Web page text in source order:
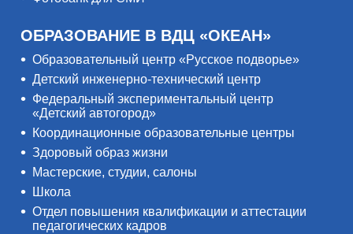
ОБРАЗОВАНИЕ В ВДЦ «ОКЕАН»
Образовательный центр «Русское подворье»
Детский инженерно-технический центр
Федеральный экспериментальный центр
«Детский автогород»
Координационные образовательные центры
Здоровый образ жизни
Мастерские, студии, салоны
Школа
Отдел повышения квалификации и аттестации
педагогических кадров